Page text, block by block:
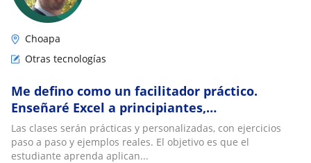
Choapa
Otras tecnologías
Me defino como un facilitador práctico.
Enseñaré Excel a principiantes,
emprendedores y adultos que deseen
mejorar sus habilidades
Las clases serán prácticas y personalizadas, con ejercicios
paso a paso y ejemplos reales. El objetivo es que el
estudiante aprenda aplican...